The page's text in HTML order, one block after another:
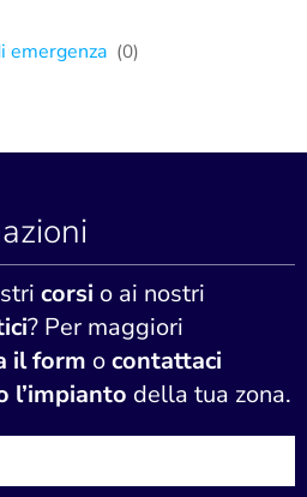
emergenza (0)
corsi o ai nostri
? Per maggiori
il form ocontattaci
l’impianto della tua zona.